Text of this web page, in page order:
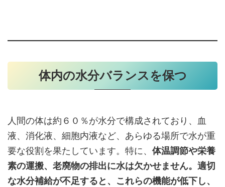
体内の水分バランスを保つ
人間の体は約６０％が水分で構成されており、血
液、消化液、細胞内液など、あらゆる場所で水が重
要な役割を果たしています。特に、 体温調節や栄養
素の運搬、老廃物の排出に水は欠かせません。適切
な水分補給が不足すると、これらの機能が低下し、